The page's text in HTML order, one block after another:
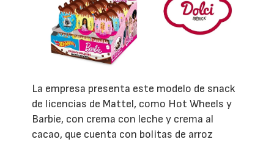
La empresa presenta este modelo de snack
de licencias de Mattel, como Hot Wheels y
Barbie, con crema con leche y crema al
cacao, que cuenta con bolitas de arroz